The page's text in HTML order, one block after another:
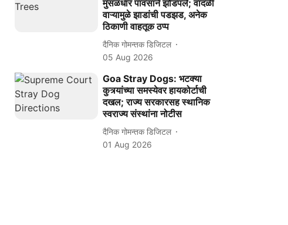
मुसळधार पावसाने झोडपले; वादळी
वाऱ्यामुळे झाडांची पडझड, अनेक
ठिकाणी वाहतूक ठप्प
दैनिक गोमन्तक डिजिटल
05 Aug 2026
Goa Stray Dogs: भटक्या
कुत्र्यांच्या समस्येवर हायकोर्टाची
दखल; राज्य सरकारसह स्थानिक
स्वराज्य संस्थांना नोटीस
दैनिक गोमन्तक डिजिटल
01 Aug 2026